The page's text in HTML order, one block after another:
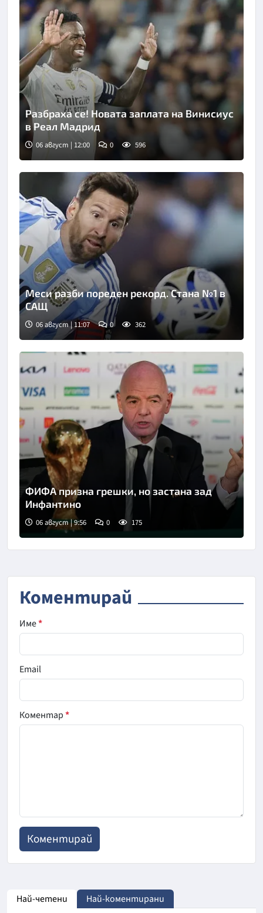
Разбраха се! Новата заплата на Винисиус
в Реал Мадрид
06 август | 12:00 0 596
Меси разби пореден рекорд. Стана №1 в
САЩ
06 август | 11:07 0 362
Снимка: Асошиейтед прес
ФИФА призна грешки, но застана зад
Инфантино
06 август | 9:56 0 175
Коментирай
Име*
Email
Коментар*
Най-четени Най-коментирани